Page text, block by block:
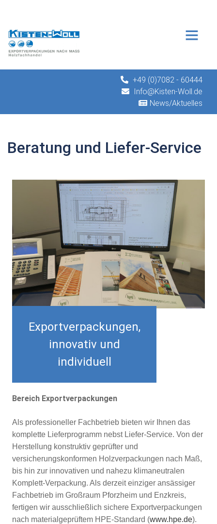
+49 (0)7082 - 60444
Info@Kisten-Woll.de
News/Aktuelles
Beratung und Liefer-Service
Liefer-Service
Bereich Exportverpackungen
Als professioneller Fachbetrieb bieten wir Ihnen das
komplette Lieferprogramm nebst Liefer-Service. Von der
Herstellung konstruktiv geprüfter und
versicherungskonformen Holzverpackungen nach Maß,
bis hin zur innovativen und nahezu klimaneutralen
Komplett-Verpackung. Als derzeit einziger ansässiger
Fachbetrieb im Großraum Pforzheim und Enzkreis,
fertigen wir ausschließlich sichere Exportverpackungen
nach materialgeprüftem HPE-Standard (www.hpe.de).
Exportverpackungen,
innovativ und
individuell